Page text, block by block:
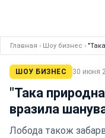
Главная › Шоу бизнес ›
ШОУ БИЗНЕС 30 июня
"Така
вразила
Лобода також